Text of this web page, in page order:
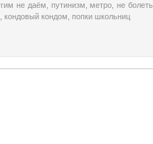
не даём путинизм ,метро ,не болеть
кондовый кондом попки школьниц